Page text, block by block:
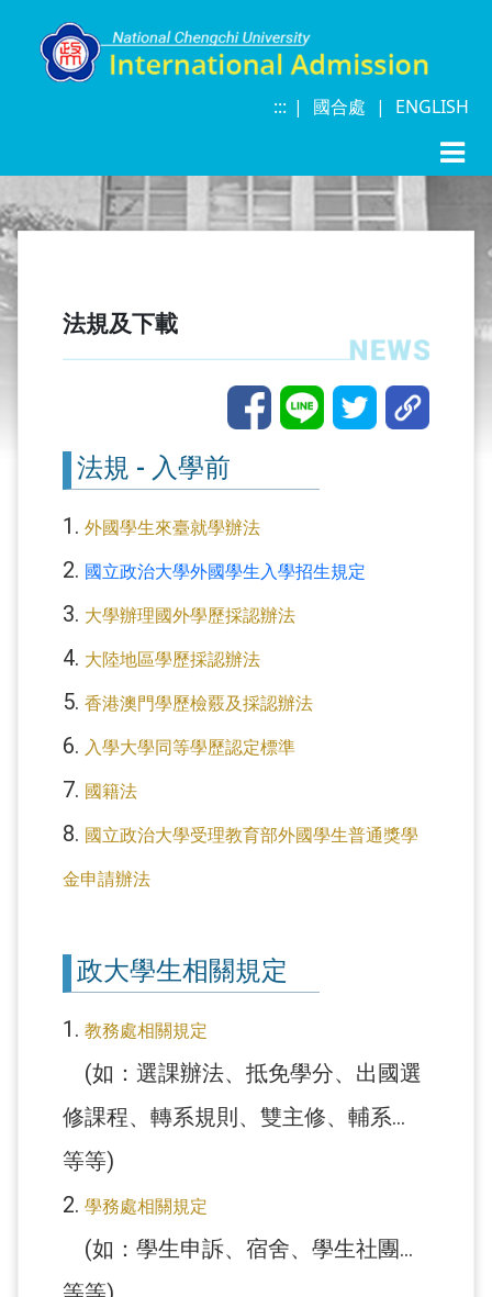
|| | 國合處 | ENGLISH
法規及下載
法規 - 入學前
1. 外國學生來臺就學辦法
2. 國立政治大學外國學生入學招生規定
3. 大學辦理國外學歷採認辦法
4. 大陸地區學歷採認辦法
5. 香港澳門學歷檢覈及採認辦法
6. 入學大學同等學歷認定標準
7. 國籍法
8. 國立政治大學受理教育部外國學生普通獎學
金申請辦法
政大學生相關規定
1. 教務處相關規定
(如：選課辦法、抵免學分、出國選
修課程、轉系規則、雙主修、輔系...
等等)
2. 學務處相關規定
(如：學生申訴、宿舍、學生社團...